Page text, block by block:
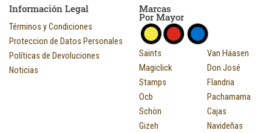
Información Legal
Términos y Condiciones
Proteccion de Datos Personales
Políticas de Devoluciones
Noticias
Marcas
Por Mayor
Saints
Magiclick
Stamps
Ocb
Schön
Gizeh
Van Häasen
Don José
Flandria
Pachamama
Cajas
Navideñas